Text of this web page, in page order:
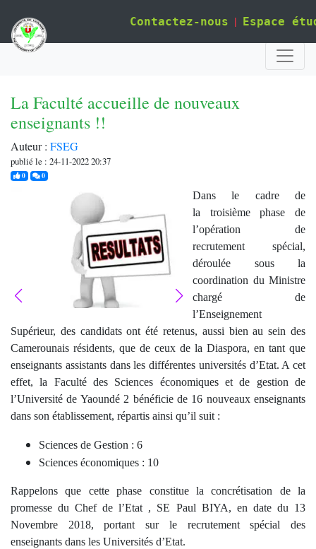
Contactez-nous | Espace
La Faculté accueille de nouveaux
enseignants !!
Auteur : FSEG
publié le : 24-11-2022 20:37
0j'aime0commentaires
Dans le cadre de
la troisième phase de
l’opération de
recrutement spécial,
déroulée sous la
coordination du Ministre
chargé de
l’Enseignement
Supérieur, des candidats ont été retenus, aussi bien au sein des
Camerounais résidents, que de ceux de la Diaspora, en tant que
enseignants assistants dans les différentes universités d’Etat. A cet
effet, la Faculté des Sciences économiques et de gestion de
l’Université de Yaoundé 2 bénéficie de 16 nouveaux enseignants
dans son établissement, répartis ainsi qu’il suit :
Sciences de Gestion : 6
Sciences économiques : 10
Rappelons que cette phase constitue la concrétisation de la
promesse du Chef de l’Etat , SE Paul BIYA, en date du 13
Novembre 2018, portant sur le recrutement spécial des
enseignants dans les Universités d’Etat.